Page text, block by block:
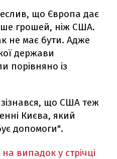
що Європа дає
грошей, ніж США.
не має бути. Адже
держави
порівняно із
зізнався, що США теж
Києва, який
допомоги".
випадок у стрічці